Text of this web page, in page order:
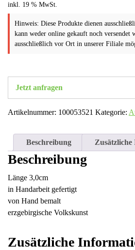
inkl. 19 % MwSt.
Hinweis: Diese Produkte dienen
kann weder online gekauft noch versendet
ausschließlich vor Ort in unserer Filiale
Jetzt anfragen
Artikelnummer: 100053521 Kategorie:
Beschreibung
Beschreibung
Länge 3,0cm
in Handarbeit gefertigt
von Hand bemalt
erzgebirgische Volkskunst
Zusätzliche